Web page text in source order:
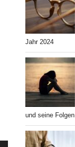
Jahr 2024
und seine Folgen